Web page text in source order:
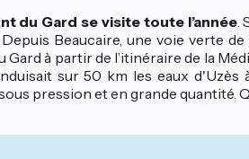
du Gard se visite toute l’année.
Beaucaire, une voie verte
Gard à partir de l’itinéraire de la
sur 50 km les eaux d'Uzès
pression et en grande quantité.